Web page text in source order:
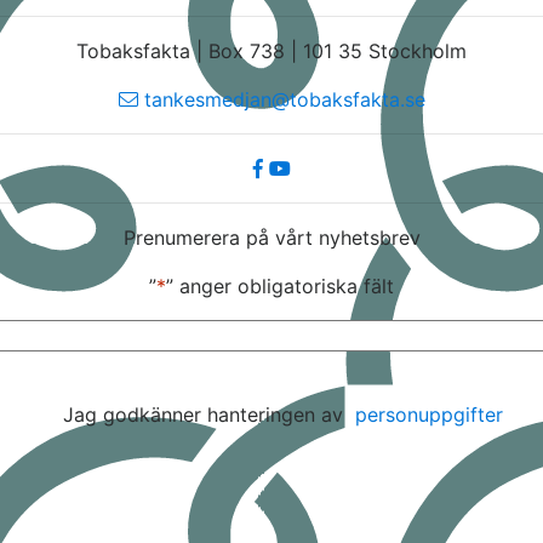
Tobaksfakta | Box 738 | 101 35 Stockholm
tankesmedjan@tobaksfakta.se
Prenumerera på vårt nyhetsbrev
”*” anger obligatoriska fält
Jag godkänner hanteringen av personuppgifter